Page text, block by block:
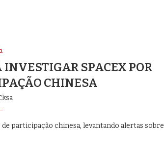
INVESTIGAR SPACEX POR
CHINESA
participação chinesa, levantando alertas sobre